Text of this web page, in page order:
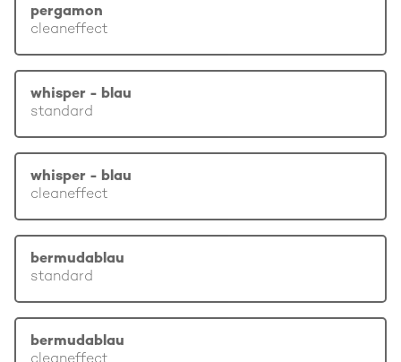
pergamon
cleaneffect
whisper - blau
standard
whisper - blau
cleaneffect
bermudablau
standard
bermudablau